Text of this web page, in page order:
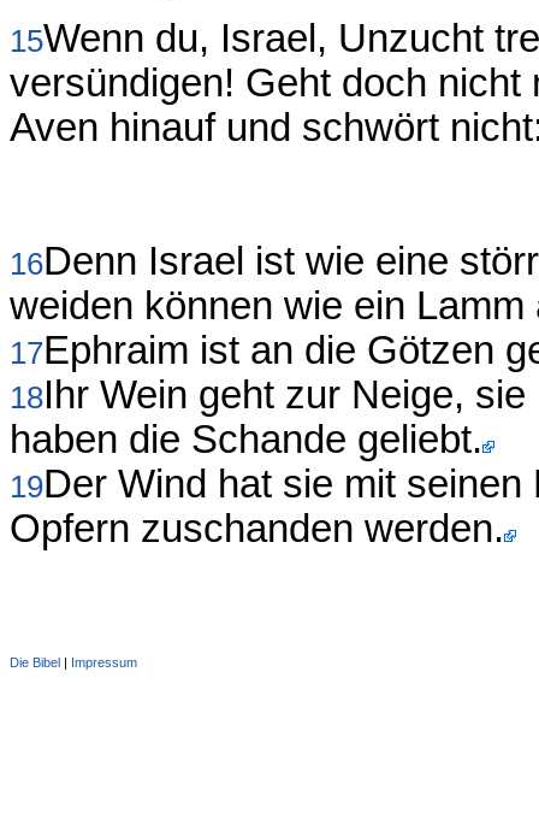
15Wenn du, Israel, Unzucht
versündigen! Geht doch
Aven hinauf und schwört
16Denn Israel ist wie eine
weiden können wie ein Lamm
17Ephraim ist an die Götzen
18Ihr Wein geht zur Neige,
haben die Schande geliebt.
19Der Wind hat sie mit
Opfern zuschanden werden.
Die Bibel Impressum